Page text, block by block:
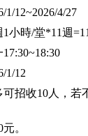
1/12~2026/4/27
1小時/堂*11週
17:30~18:30
1/12
可招收10人，若
元。